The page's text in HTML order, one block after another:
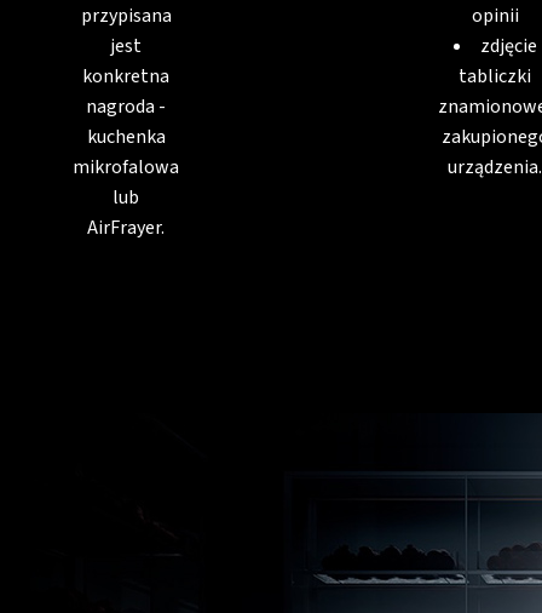
przypisana
jest
konkretna
nagroda -
kuchenka
mikrofalowa
lub
AirFrayer.
opinii
zdjęcie
tabliczki
urządzenia.